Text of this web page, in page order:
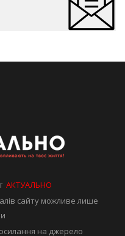
АКТУАЛЬНО
сайту можливе лише
на джерело